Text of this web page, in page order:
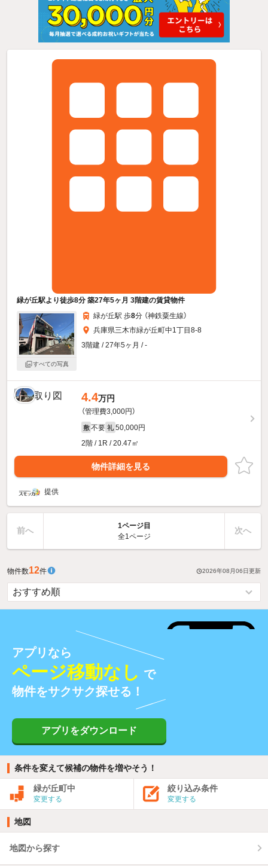
緑が丘駅より徒歩8分 築27年5ヶ月 3階建の賃貸物件
すべての写真
緑が丘駅 歩8分 （神鉄粟生線）
兵庫県三木市緑が丘町中1丁目8-8
3階建 / 27年5ヶ月 / -
4.4万円
（管理費3,000円）
敷 不要 礼 50,000円
2階 / 1R / 20.47㎡
物件詳細を見る
提供
前へ
1ページ目
全1ページ
次へ
物件数12件 2026年08月06日更新
アプリなら
ページ移動なし で
物件をサクサク探せる！
アプリをダウンロード
条件を変えて候補の物件を増やそう！
緑が丘町中
変更する
絞り込み条件
変更する
地図
地図から探す